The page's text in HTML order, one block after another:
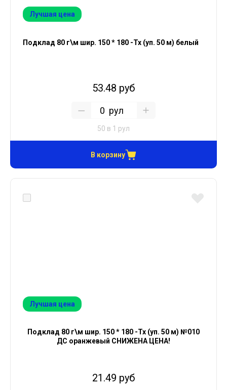
Лучшая цена
Подклад 80 г\м шир. 150 * 180 -Тх (уп. 50 м) белый
53.48 руб
рул
50 в 1 рул
В корзину
Лучшая цена
Подклад 80 г\м шир. 150 * 180 -Тх (уп. 50 м) №010
ДС оранжевый СНИЖЕНА ЦЕНА!
21.49 руб